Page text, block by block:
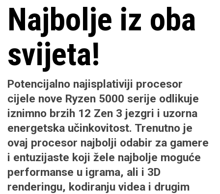
Najbolje iz oba
svijeta!
Potencijalno najisplativiji procesor
cijele nove Ryzen 5000 serije odlikuje
iznimno brzih 12 Zen 3 jezgri i uzorna
energetska učinkovitost. Trenutno je
ovaj procesor najbolji odabir za gamere
i entuzijaste koji žele najbolje moguće
performanse u igrama, ali i 3D
renderingu, kodiranju videa i drugim